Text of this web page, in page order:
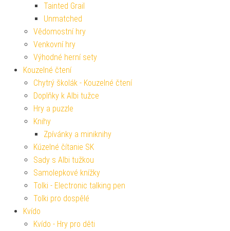
Tainted Grail
Unmatched
Vědomostní hry
Venkovní hry
Výhodné herní sety
Kouzelné čtení
Chytrý školák - Kouzelné čtení
Doplňky k Albi tužce
Hry a puzzle
Knihy
Zpívánky a miniknihy
Kúzelné čítanie SK
Sady s Albi tužkou
Samolepkové knížky
Tolki - Electronic talking pen
Tolki pro dospělé
Kvído
Kvído - Hry pro děti